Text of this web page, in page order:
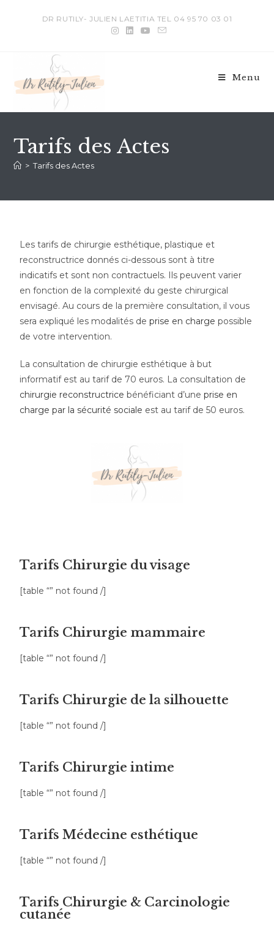
DR RUTILY- JULIEN LAETITIA TEL 04 95 70 03 01
Menu
Tarifs des Actes
> Tarifs des Actes
Les tarifs de chirurgie esthétique, plastique et
reconstructrice donnés ci-dessous sont à titre
indicatifs et sont non contractuels. Ils peuvent varier
en fonction de la complexité du geste chirurgical
envisagé. Au cours de la première consultation, il vous
sera expliqué les modalités deprise en charge possible
de votre intervention.
La consultation de chirurgie esthétique à but
informatif est au tarif de 70 euros. La consultation de
chirurgie reconstructrice bénéficiant d’uneprise en
charge par la sécurité sociale est au tarif de 50 euros.
Tarifs Chirurgie du visage
[table “” not found /]
Tarifs Chirurgie mammaire
[table “” not found /]
Tarifs Chirurgie de la silhouette
[table “” not found /]
Tarifs Chirurgie intime
[table “” not found /]
Tarifs Médecine esthétique
[table “” not found /]
Tarifs Chirurgie & Carcinologie
cutanée